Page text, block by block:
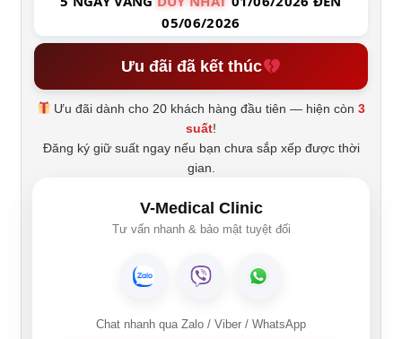
05/06/2026
Ưu đãi đã kết thúc
Ưu đãi dành cho 20 khách hàng đầu tiên — hiện còn3
suất!
Đăng ký giữ suất ngay nếu bạn chưa sắp xếp được thời
gian.
V-Medical Clinic
Tư vấn nhanh & bảo mật tuyệt đối
Chat nhanh qua Zalo / Viber / WhatsApp